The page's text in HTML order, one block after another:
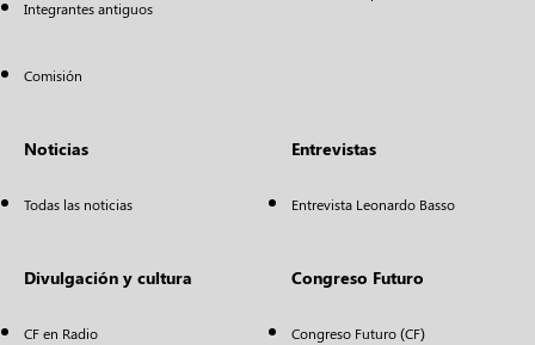
Integrantes antiguos
Comisión
Noticias
Todas las noticias
Entrevistas
Entrevista Leonardo Basso
Divulgación y cultura
CF en Radio
Congreso Futuro
Congreso Futuro (CF)